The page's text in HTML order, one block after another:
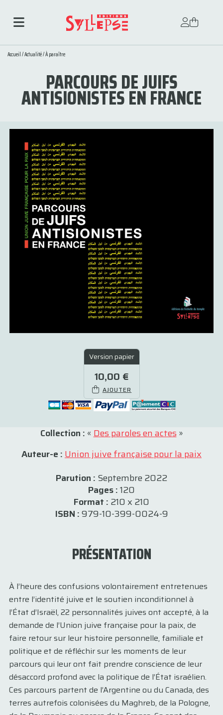
Accueil/Actualité/À paraître
PARCOURS DE JUIFS
ANTISIONISTES EN FRANCE
Version papier
10,00 €
AJOUTER
Collection : «Des paroles en actes»
Auteur-e :Union juive française pour la paix
Parution : Septembre 2022
Pages :120
Format : 210 x 210
ISBN :979-10-399-0024-9
PRÉSENTATION
À l’heure des confusions volontairement entretenues
entre l’identité juive et le soutien inconditionnel à
l’État d’Israël, 22 personnalités juives ont accepté, à la
demande de l’Union juive française pour la paix, de
faire retour sur leur histoire personnelle, familiale et
politique et de réfléchir sur les moments de leur
parcours qui leur ont fait prendre conscience de leur
désaccord profond avec la politique de l’État israélien.
Ces parcours partent de l’Argentine ou du Canada, des
terres autrefois colonisées du Maghreb, de la Pologne,